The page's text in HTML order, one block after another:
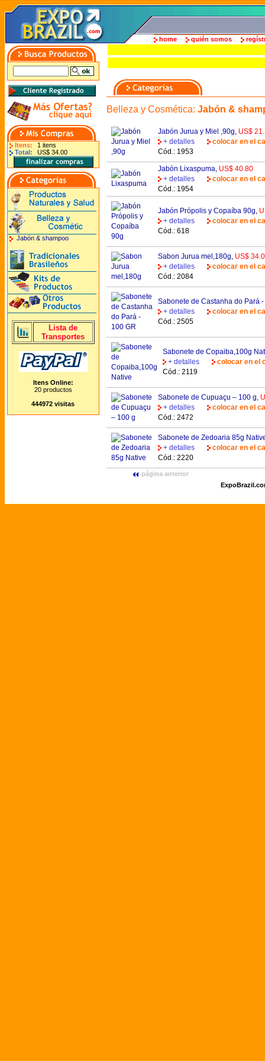
home quién somos
Itens:
1 itens
Total:
US$ 34.00
Jabón & shampoo
Lista de
Transportes
Itens Online:
20 productos
444972 visitas
Belleza y Cosmética: Jabón &
Jabón Jurua y Miel ,90g, US$
+ detalles
colocar en el
Cód.: 1953
Jabón Lixaspuma, US$ 40.80
+ detalles
colocar en el
Cód.: 1954
Jabón Própolis y Copaíba 90g,
+ detalles
colocar en el
Cód.: 618
Sabon Jurua mel,180g, US$
+ detalles
colocar en el
Cód.: 2084
Sabonete de Castanha do Pará
+ detalles
colocar en el
Cód.: 2505
Sabonete de Copaiba,100g
+ detalles
colocar en el
Cód.: 2119
Sabonete de Cupuaçu – 100 g,
+ detalles
colocar en el
Cód.: 2472
Sabonete de Zedoaria 85g
+ detalles
colocar en el
Cód.: 2220
página anterior